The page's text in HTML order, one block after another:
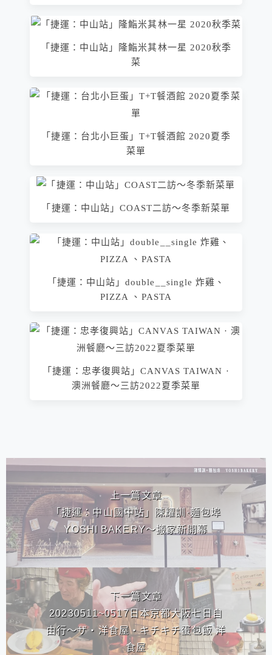
「捷運：中山站」隆鮨米其林一星 2020秋季
菜
「捷運：台北小巨蛋」T+T餐酒館 2020夏季
菜單
「捷運：中山站」COAST二訪～冬季新菜單
「捷運：中山站」double__single 炸雞、
PIZZA 、PASTA
「捷運：忠孝復興站」CANVAS TAIWAN ·
澳洲餐廳～三訪2022夏季菜單
相連文章
上一篇文章
「捷運：中山國中站」陳耀訓·麵包埠
YOSHI BAKERY～搬家新開幕
下一篇文章
20230511~0517日本京都大阪七日自
由行～ザ・洋食屋・キチキチ蛋包飯 洋
食屋